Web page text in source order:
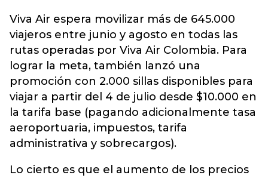
Viva Air espera movilizar más de 645.000
viajeros entre junio y agosto en todas las
rutas operadas por Viva Air Colombia. Para
lograr la meta, también lanzó una
promoción con 2.000 sillas disponibles para
viajar a partir del 4 de julio desde $10.000 en
la tarifa base (pagando adicionalmente tasa
aeroportuaria, impuestos, tarifa
administrativa y sobrecargos).
Lo cierto es que el aumento de los precios